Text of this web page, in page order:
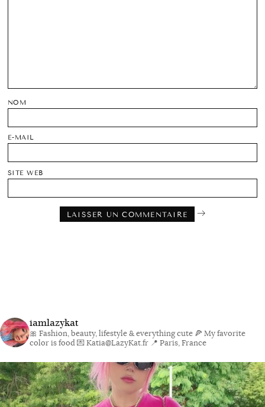
NOM
E-MAIL
SITE WEB
iamlazykat
🎀 Fashion, beauty, lifestyle & everything cute 🍕 My favorite
color is food💌 Katia@LazyKat.fr 📍 Paris, France